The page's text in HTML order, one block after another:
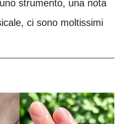
strumento, una nota
ci sono moltissimi